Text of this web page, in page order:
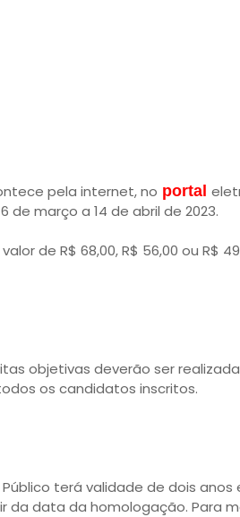
pela internet, no portal
de março a 14 de abril de 2023.
de R$ 68,00, R$ 56,00 ou R$
objetivas deverão ser
os candidatos inscritos.
terá validade de dois
da data da homologação. Para